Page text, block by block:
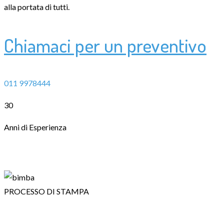
alla portata di tutti.
Chiamaci per un preventivo
011 9978444
30
Anni di Esperienza
PROCESSO DI STAMPA